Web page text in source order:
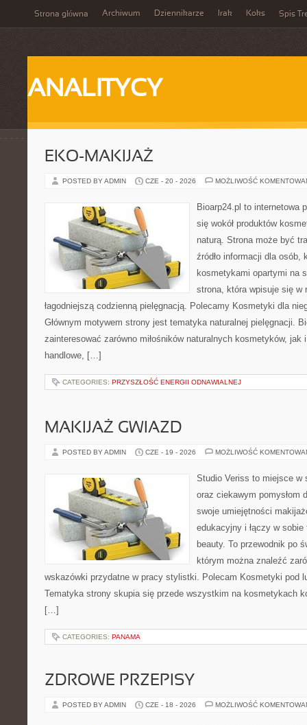
Strona główna Archiwum Dziennikarze Irak Koks Spis
ANALITYCY
EKO-MAKIJAŻ
POSTED BY ADMIN CZE - 20 - 2026 MOŻLIWOŚĆ
Bioarp24.pl to internetowa
się wokół produktów
naturą. Strona może być
źródło informacji dla osób,
kosmetykami opartymi na
strona, która wpisuje się w
łagodniejszą codzienną pielęgnacją. Polecamy Kosmetyki dla
Głównym motywem strony jest tematyka naturalnej pielęgnacji.
zainteresować zarówno miłośników naturalnych kosmetyków, jak
handlowe, […]
CATEGORIES: PRZYSZŁOŚĆ ENERGII ODNAWIALNEJ
MAKIJAŻ GWIAZD
POSTED BY ADMIN CZE - 19 - 2026 MOŻLIWOŚĆ
Studio Veriss to miejsce w
oraz ciekawym pomysłom
swoje umiejętności
edukacyjny i łączy w
beauty. To przewodnik po
którym można znaleźć
wskazówki przydatne w pracy stylistki. Polecam Kosmetyki pod
Tematyka strony skupia się przede wszystkim na kosmetykach
[…]
CATEGORIES: PANAMA
ZDROWE PRZEPISY
POSTED BY ADMIN CZE - 18 - 2026 MOŻLIWOŚĆ